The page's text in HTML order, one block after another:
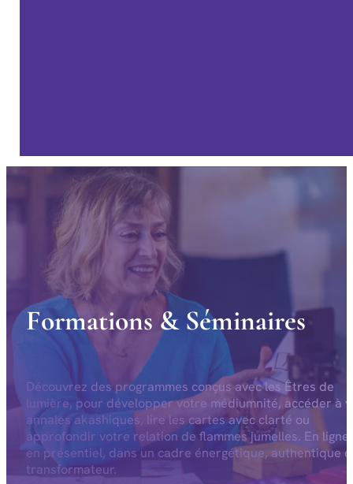
Formations & Séminaires
Découvrez des programmes conçus avec les Êtres de
lumière, pour développer votre médiumnité, accéder à
annales akashiques, lire les cartes avec clarté ou
approfondir votre relation de flammes jumelles. En ligne
en présentiel, dans un cadre énergétique, authentique
transformateur.